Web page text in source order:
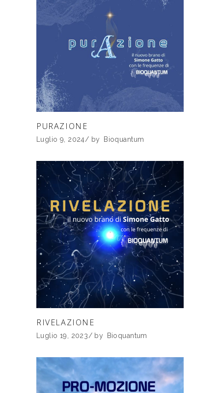
PURAZIONE
Luglio 9, 2024 by Bioquantum
RIVELAZIONE
Luglio 19, 2023 by Bioquantum